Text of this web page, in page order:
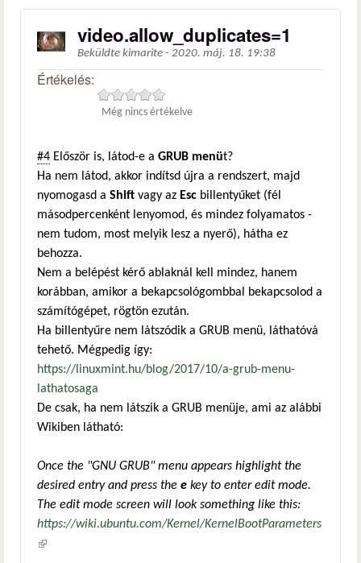
video.allow_duplicates=1
Beküldte kimarite - 2020. máj. 18. 19:38
Értékelés:
Még nincs értékelve
#4 Először is, látod-e a GRUB menüt?
Ha nem látod, akkor indítsd újra a rendszert, majd
nyomogasd a Shift vagy az Esc billentyűket (fél
másodpercenként lenyomod, és mindez folyamatos -
nem tudom, most melyik lesz a nyerő), hátha ez
behozza.
Nem a belépést kérő ablaknál kell mindez, hanem
korábban, amikor a bekapcsológombbal bekapcsolod a
számítógépet, rögtön ezután.
Ha billentyűre nem látszódik a GRUB menü, láthatóvá
tehető. Mégpedig így:
https://linuxmint.hu/blog/2017/10/a-grub-menu-
lathatosaga
De csak, ha nem látszik a GRUB menüje, ami az alábbi
Wikiben látható:
Once the "GNU GRUB" menu appears highlight the
desired entry and press the e key to enter edit mode.
The edit mode screen will look something like this:
https://wiki.ubuntu.com/Kernel/KernelBootParameters
(külső hivatkozás)